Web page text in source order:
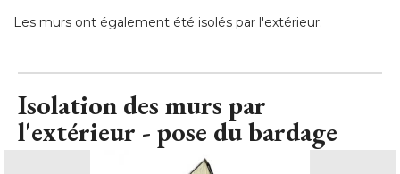
Les murs ont également été isolés par l'extérieur.
Isolation des murs par
l'extérieur - pose du bardage